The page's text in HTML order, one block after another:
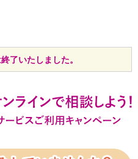
了いたしました。